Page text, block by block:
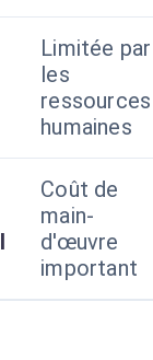
Limitée par
les
ressources
humaines
Coût de
main-
d'œuvre
important